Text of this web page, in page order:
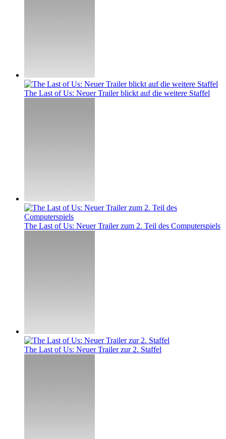
The Last of Us: Neuer Trailer blickt auf die weitere Staffel
The Last of Us: Neuer Trailer zum 2. Teil des Computerspiels
The Last of Us: Neuer Trailer zur 2. Staffel